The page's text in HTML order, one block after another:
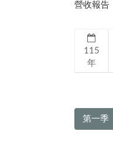
營收報告
115
年
第一季